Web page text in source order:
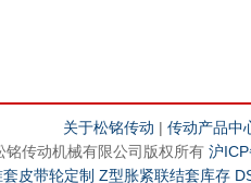
关于松铭传动 | 传动产品中
铭传动机械有限公司版权所有 沪
皮带轮定制 Z型胀紧联结套库存